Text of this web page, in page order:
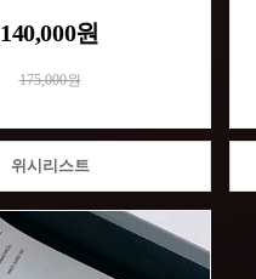
140,000원
175,000원
위시리스트